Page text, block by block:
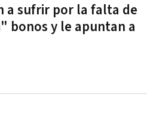
a sufrir por la falta de
bonos y le apuntan a